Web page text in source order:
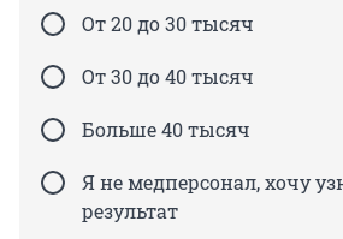
От 20 до 30 тысяч
От 30 до 40 тысяч
Больше 40 тысяч
Я не медперсонал, хочу
результат